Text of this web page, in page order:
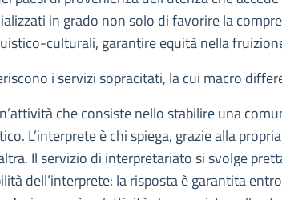
in grado non solo di favorire la
culturali, garantire equità nella
i servizi sopracitati, la cui macro
che consiste nello stabilire una
L’interprete è chi spiega, grazie alla
Il servizio di interpretariato si svolge
dell’interprete: la risposta è garantita